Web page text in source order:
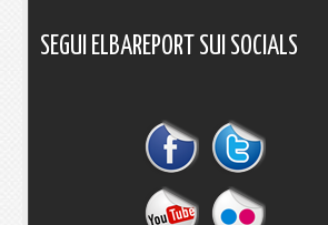
SEGUI ELBAREPORT SUI SOCIALS